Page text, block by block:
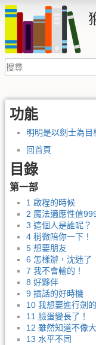
功能
明明是以劍士為
回首頁
目錄
第一部
1 啟程的時候
2 魔法適應性值
3 這個人是誰呢？
4 稍微陪你一下！
5 想要朋友
6 怎樣辦，沈迷了
7 我不會輸的！
8 好夥伴
9 插話的好時機
10 我想要進行劍
11 臉蛋變長了！
12 雖然知道不像
13 水平不同